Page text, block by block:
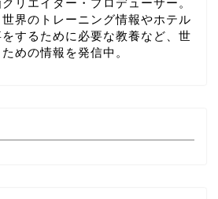
リエイター・プロデューサー。
界のトレーニング情報やホテル
するために必要な教養など、世
めの情報を発信中。